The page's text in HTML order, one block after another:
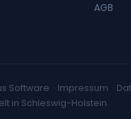
AGB
Software · Impressum ·
in Schleswig-Holstein